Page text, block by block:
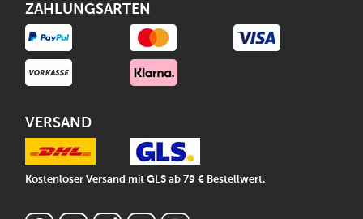
ZAHLUNGSARTEN
VERSAND
Kostenloser Versand mit GLS ab 79 € Bestellwert.